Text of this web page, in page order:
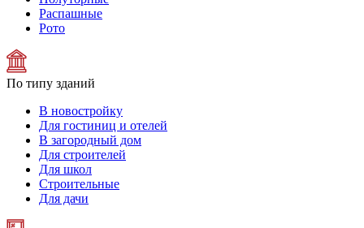
Распашные
Рото
По типу зданий
В новостройку
Для гостиниц и отелей
В загородный дом
Для строителей
Для школ
Строительные
Для дачи